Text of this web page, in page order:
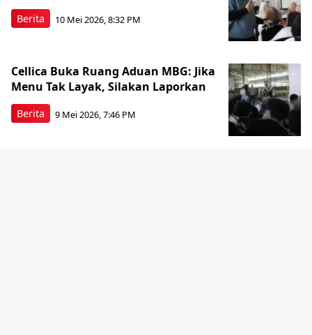
Berita 10 Mei 2026, 8:32 PM
Berita
Cellica Buka Ruang Aduan MBG: Jika
Menu Tak Layak, Silakan Laporkan
9 Mei 2026, 7:46 PM